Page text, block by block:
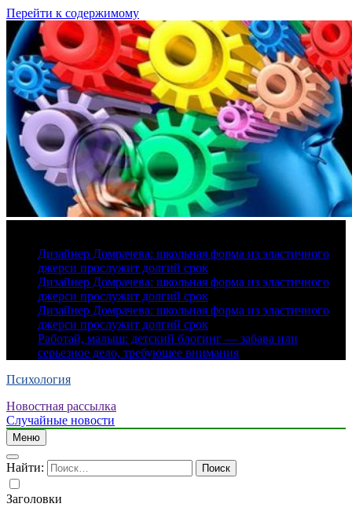
Перейти к содержимому
Дизайнер Домрачева: школьная форма из эластичного
джерси прослужит долгий срок
Дизайнер Домрачева: школьная форма из эластичного
джерси прослужит долгий срок
Дизайнер Домрачева: школьная форма из эластичного
джерси прослужит долгий срок
Работай, малыш: детский блогинг — забава или
серьезное дело, требующее внимания
Психология
Новостная рассылка
Случайные новости
Меню
Найти:
Заголовки